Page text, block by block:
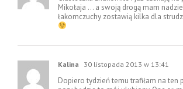
Mikołaja … a swoją drogą mam
łakomczuchy zostawią kilka dla
Kalina 30 listopada 2013 w 13:41
Dopiero tydzień temu trafiłam na ten